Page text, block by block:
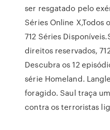
ser resgatado pelo
Séries Online X,Todos
712 Séries
direitos reservados,
Descubra os 12
série Homeland.
foragido. Saul traça
contra os terroristas